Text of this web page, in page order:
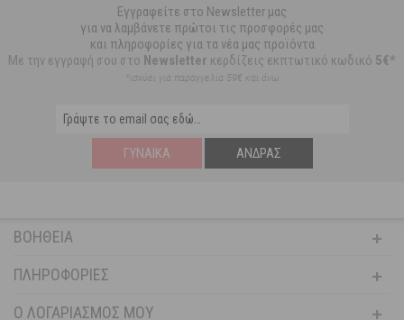
Εγγραφείτε στο Newsletter μας
για να λαμβάνετε πρώτοι τις προσφορές μας
και πληροφορίες για τα νέα μας προϊόντα
Με την εγγραφή σου στο Newsletter κερδίζεις εκπτωτικό κωδικό 5€*
*ισχύει για παραγγελία 59€ και άνω
ΓΥΝΑΊΚΑ ΆΝΔΡΑΣ
ΒΟΉΘΕΙΑ
ΠΛΗΡΟΦΟΡΊΕΣ
Ο ΛΟΓΑΡΙΑΣΜΌΣ ΜΟΥ